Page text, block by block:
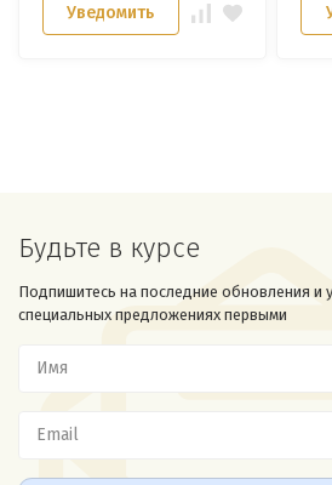
Уведомить
Будьте в курсе
Подпишитесь на последние обновления и
специальных предложениях первыми